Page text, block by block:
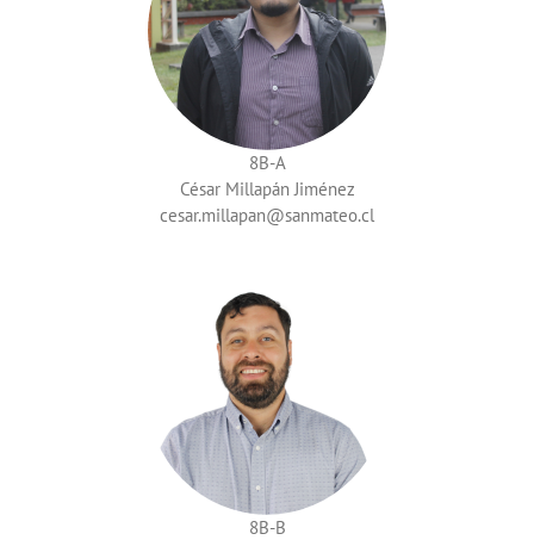
8B-A
César Millapán Jiménez
cesar.millapan
8B-B